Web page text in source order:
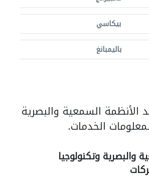
بيكاسي
باليمبانغ
الأنظمة السمعية والبصرية
الخدمات.
والبصرية وتكنولوجيا